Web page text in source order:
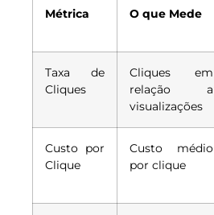
Métrica O que Mede
Taxa de
Cliques
Cliques em
relação a
visualizações
Custo por
Clique
Custo médio
por clique